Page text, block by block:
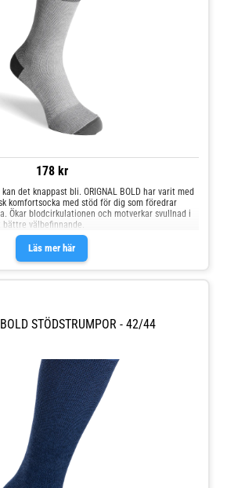
178 kr
Läs mer här
det knappast bli. ORIGNAL BOLD har varit med
komfortsocka med stöd för dig som föredrar
Ökar blodcirkulationen och motverkar svullnad i
välbefinnande.
STÖDSTRUMPOR - 42/44